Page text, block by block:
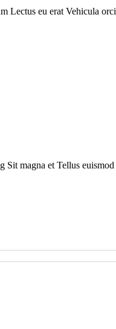
Lectus eu erat Vehicula orci
Sit magna et Tellus euismod